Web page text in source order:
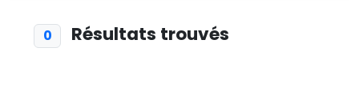
0 Résultats trouvés